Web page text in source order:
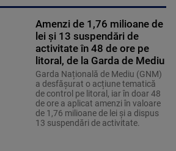
Amenzi de 1,76 milioane de
lei și 13 suspendări de
activitate în 48 de ore pe
litoral, de la Garda de Mediu
Garda Națională de Mediu (GNM)
a desfășurat o acțiune tematică
de control pe litoral, iar în doar 48
de ore a aplicat amenzi în valoare
de 1,76 milioane de lei și a dispus
13 suspendări de activitate.